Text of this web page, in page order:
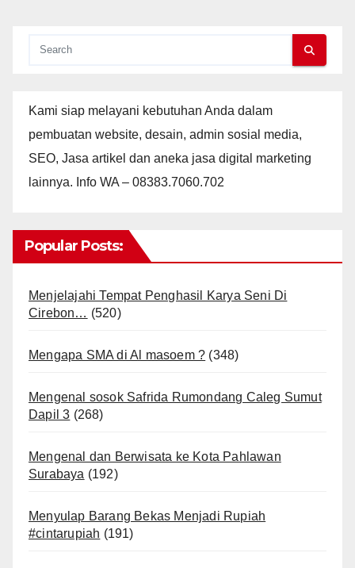
Kami siap melayani kebutuhan Anda dalam
pembuatan website, desain, admin sosial media,
SEO, Jasa artikel dan aneka jasa digital marketing
lainnya. Info WA – 08383.7060.702
Popular Posts:
Menjelajahi Tempat Penghasil Karya Seni Di
Cirebon… (520)
Mengapa SMA di Al masoem ? (348)
Mengenal sosok Safrida Rumondang Caleg Sumut
Dapil 3 (268)
Mengenal dan Berwisata ke Kota Pahlawan
Surabaya (192)
Menyulap Barang Bekas Menjadi Rupiah
#cintarupiah (191)